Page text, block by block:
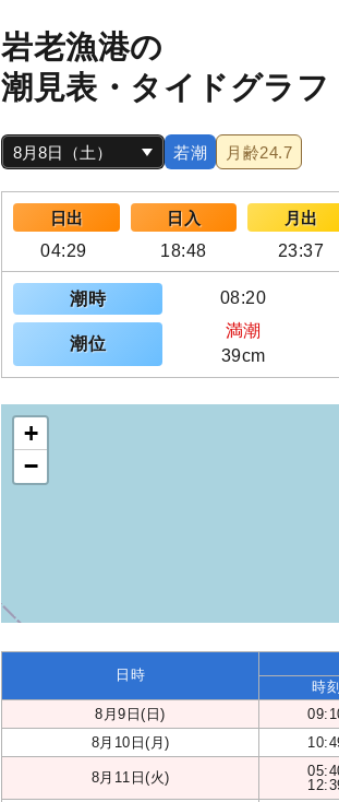
岩老漁港の
潮見表・タイドグラフ
若潮 月齢24.7
日出 日入 月出
04:29
18:48 23:37
潮時 08:20
潮位
満潮
39cm
+
−
日時
時刻
8月9日(日)
8月10日(月)
8月11日(火)